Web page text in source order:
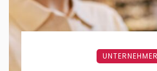
UNTERNEHMER